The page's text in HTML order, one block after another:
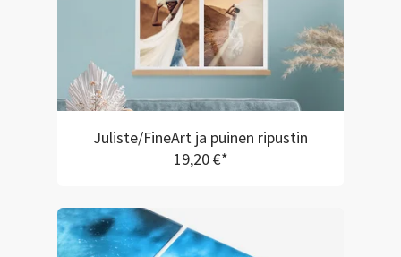
Juliste/FineArt ja puinen ripustin
19,20 €*